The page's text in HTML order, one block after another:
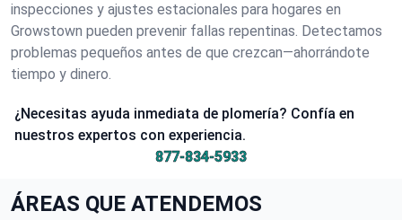
inspecciones y ajustes estacionales para hogares en
Growstown pueden prevenir fallas repentinas. Detectamos
problemas pequeños antes de que crezcan—ahorrándote
tiempo y dinero.
¿Necesitas ayuda inmediata de plomería? Confía en
nuestros expertos con experiencia.
877-834-5933
ÁREAS QUE ATENDEMOS